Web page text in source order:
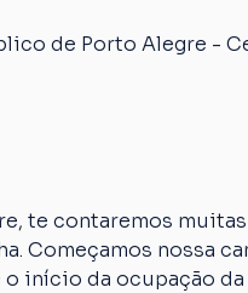
de Porto Alegre -
te contaremos
Começamos nossa
início da ocupação